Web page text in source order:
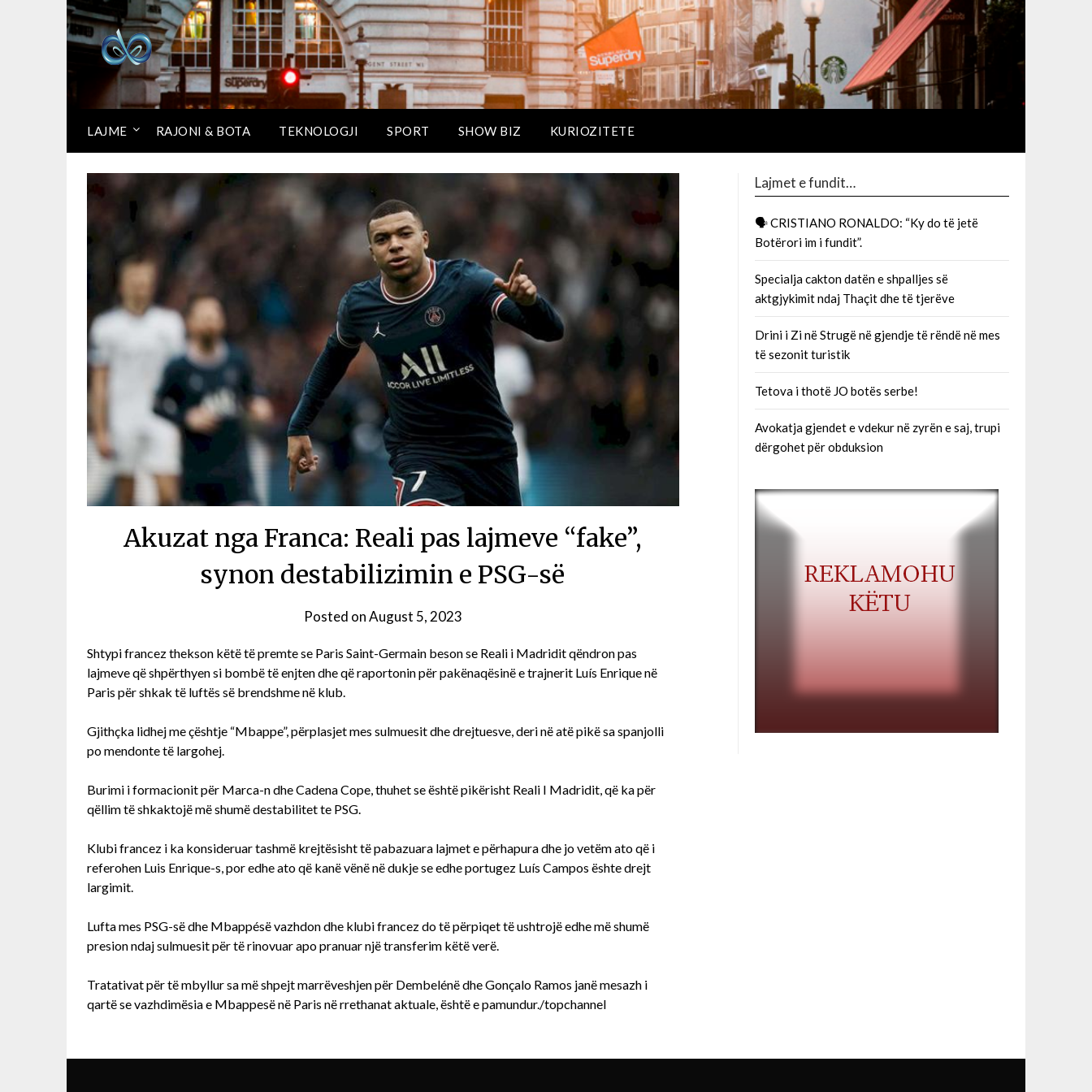
LAJME RAJONI & BOTA TEKNOLOGJI SPORT SHOW BIZ KURIOZITETE
Akuzat nga Franca: Reali pas lajmeve “fake”,
synon destabilizimin e PSG-së
Posted onAugust 5, 2023
Shtypi francez thekson këtë të premte se Paris Saint-Germain beson se Reali i Madridit qëndron pas
lajmeve që shpërthyen si bombë të enjten dhe që raportonin për pakënaqësinë e trajnerit Luís Enrique në
Paris për shkak të luftës së brendshme në klub.
Gjithçka lidhej me çështje “Mbappe”, përplasjet mes sulmuesit dhe drejtuesve, deri në atë pikë sa spanjolli
po mendonte të largohej.
Burimi i formacionit për Marca-n dhe Cadena Cope, thuhet se është pikërisht Reali I Madridit, që ka për
qëllim të shkaktojë më shumë destabilitet te PSG.
Klubi francez i ka konsideruar tashmë krejtësisht të pabazuara lajmet e përhapura dhe jo vetëm ato që i
referohen Luis Enrique-s, por edhe ato që kanë vënë në dukje se edhe portugez Luís Campos ështe drejt
largimit.
Lufta mes PSG-së dhe Mbappésë vazhdon dhe klubi francez do të përpiqet të ushtrojë edhe më shumë
presion ndaj sulmuesit për të rinovuar apo pranuar një transferim këtë verë.
Tratativat për të mbyllur sa më shpejt marrëveshjen për Dembelénë dhe Gonçalo Ramos janë mesazh i
qartë se vazhdimësia e Mbappesë në Paris në rrethanat aktuale, është e pamundur./topchannel
Lajmet e fundit…
🗣 CRISTIANO RONALDO: “Ky do të jetë
Botërori im i fundit”.
Specialja cakton datën e shpalljes së
aktgjykimit ndaj Thaçit dhe të tjerëve
Drini i Zi në Strugë në gjendje të rëndë në mes
të sezonit turistik
Tetova i thotë JO botës serbe!
Avokatja gjendet e vdekur në zyrën e saj, trupi
dërgohet për obduksion